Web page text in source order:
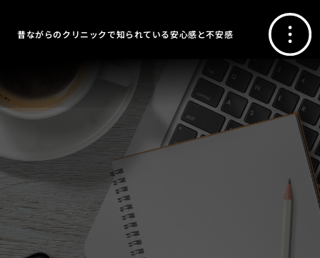
昔ながらのクリニックで知られている安心感と不安感